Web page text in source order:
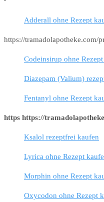
Adderall ohne Rezept
https://tramadolapotheke.com/
Codeinsirup ohne
Diazepam (Valium)
Fentanyl ohne Rezept
https https://
Ksalol rezeptfrei kaufen
Lyrica ohne Rezept
Morphin ohne Rezept
Oxycodon ohne Rezept